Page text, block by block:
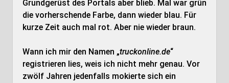
Grundgerüst des Portals aber blieb. Mal war grün
die vorherschende Farbe, dann wieder blau. Für
kurze Zeit auch mal rot. Aber nie wieder braun.
Wann ich mir den Namen „truckonline.de“
registrieren lies, weis ich nicht mehr genau. Vor
zwölf Jahren jedenfalls mokierte sich ein